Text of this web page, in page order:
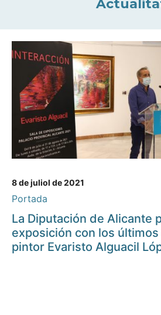
8 de juliol de 2021
Portada
La Diputación de Alicante
exposición con los
pintor Evaristo Alguacil